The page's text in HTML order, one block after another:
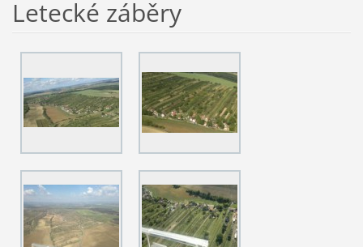
Letecké záběry